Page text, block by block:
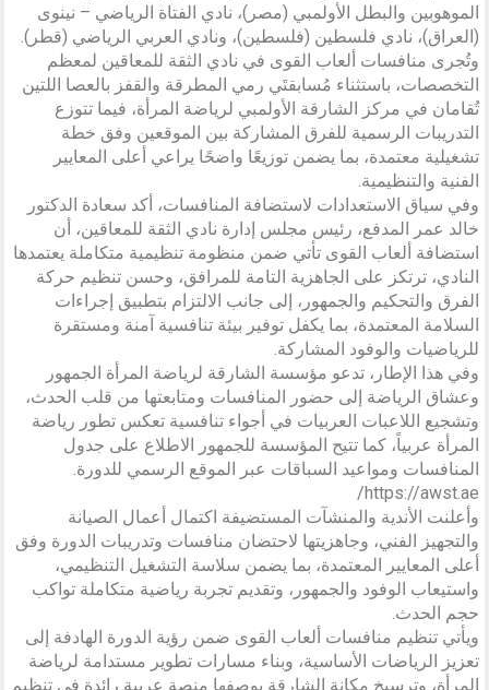
الموهوبين والبطل الأولمبي (مصر)، نادي الفتاة الرياضي – نينوى
(العراق)، نادي فلسطين (فلسطين)، ونادي العربي الرياضي (قطر).
وتُجرى منافسات ألعاب القوى في نادي الثقة للمعاقين لمعظم
التخصصات، باستثناء مُسابقتَي رمي المطرقة والقفز بالعصا اللتين
تُقامان في مركز الشارقة الأولمبي لرياضة المرأة، فيما تتوزع
التدريبات الرسمية للفرق المشاركة بين الموقعين وفق خطة
تشغيلية معتمدة، بما يضمن توزيعًا واضحًا يراعي أعلى المعايير
الفنية والتنظيمية.
وفي سياق الاستعدادات لاستضافة المنافسات، أكد سعادة الدكتور
خالد عمر المدفع، رئيس مجلس إدارة نادي الثقة للمعاقين، أن
استضافة ألعاب القوى تأتي ضمن منظومة تنظيمية متكاملة يعتمدها
النادي، ترتكز على الجاهزية التامة للمرافق، وحسن تنظيم حركة
الفرق والتحكيم والجمهور، إلى جانب الالتزام بتطبيق إجراءات
السلامة المعتمدة، بما يكفل توفير بيئة تنافسية آمنة ومستقرة
للرياضيات والوفود المشاركة.
وفي هذا الإطار، تدعو مؤسسة الشارقة لرياضة المرأة الجمهور
وعشاق الرياضة إلى حضور المنافسات ومتابعتها من قلب الحدث،
وتشجيع اللاعبات العربيات في أجواء تنافسية تعكس تطور رياضة
المرأة عربياً، كما تتيح المؤسسة للجمهور الاطلاع على جدول
المنافسات ومواعيد السباقات عبر الموقع الرسمي للدورة.
https://awst.ae/
وأعلنت الأندية والمنشآت المستضيفة اكتمال أعمال الصيانة
والتجهيز الفني، وجاهزيتها لاحتضان منافسات وتدريبات الدورة وفق
أعلى المعايير المعتمدة، بما يضمن سلاسة التشغيل التنظيمي،
واستيعاب الوفود والجمهور، وتقديم تجربة رياضية متكاملة تواكب
حجم الحدث.
ويأتي تنظيم منافسات ألعاب القوى ضمن رؤية الدورة الهادفة إلى
تعزيز الرياضات الأساسية، وبناء مسارات تطوير مستدامة لرياضة
المرأة، وترسيخ مكانة الشارقة بوصفها منصة عربية رائدة في تنظيم